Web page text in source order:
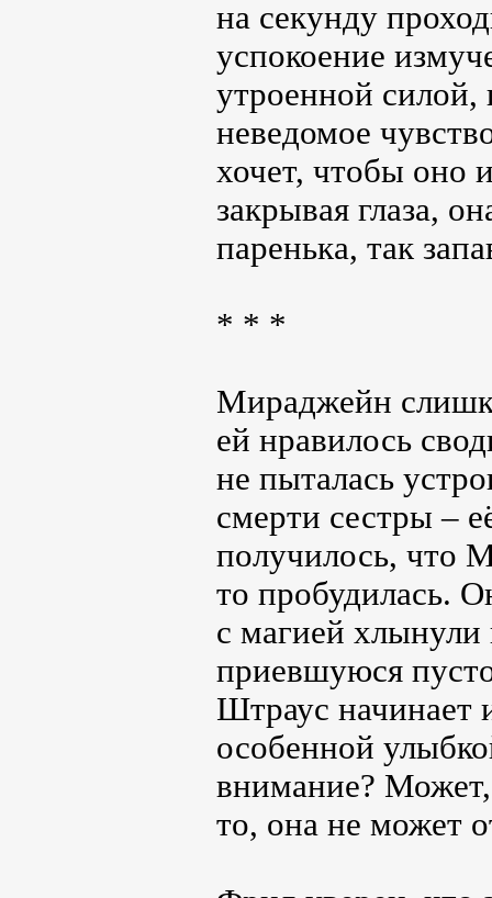
на секунду
успокоение
утроенной силой,
неведомое
хочет, чтобы оно
закрывая глаза,
паренька, так
* * *
Мираджейн
ей нравилось
не пыталась
смерти сестры –
получилось, что
то пробудилась.
с магией хлынули
приевшуюся
Штраус начинает
особенной
внимание?
то, она не может